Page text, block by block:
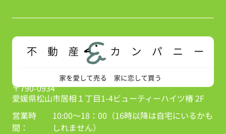
〒790-0934
愛媛県松山市居相１丁目1-4ビューティーハイツ椿 2F
営業時
間：
10:00～18：00（16時以降は自宅にいるかも
しれません）